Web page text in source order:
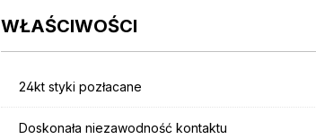
WŁAŚCIWOŚCI
24kt styki pozłacane
Doskonała niezawodność kontaktu